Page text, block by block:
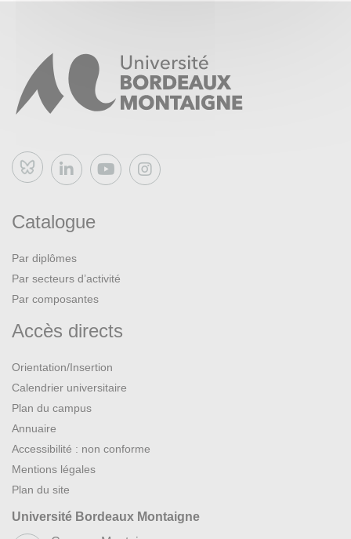
Bluesky
Catalogue
Par diplômes
Par secteurs d’activité
Par composantes
Accès directs
Orientation/Insertion
Calendrier universitaire
Plan du campus
Annuaire
Accessibilité : non conforme
Mentions légales
Plan du site
Université Bordeaux Montaigne